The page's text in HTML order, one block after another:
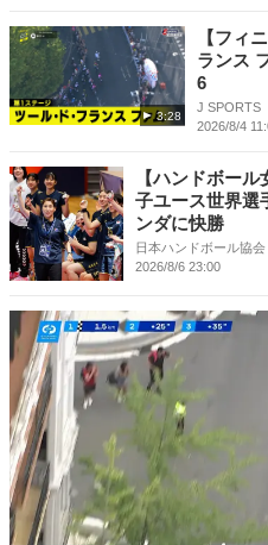
3:28
【フィ
ランス
6
J SPORTS
2026/8/4
【ハンドボー
子ユース世界選
ンダに快勝
日本ハンドボール協会
2026/8/6 23:00